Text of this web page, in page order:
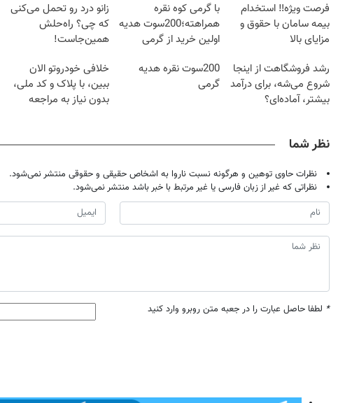
فرصت ویژه‼️ استخدام
بیمه سامان با حقوق و
مزایای بالا
با گرمی کوه نقره
همراهته؛200سوت هدیه
اولین خرید از گرمی
زانو درد رو تحمل می‌کنی
که چی؟ راه‌حلش
همین‌جاست!
رشد فروشگاهت از اینجا
شروع می‌شه، برای درآمد
بیشتر، آماده‌ای؟
200سوت نقره هدیه
گرمی
خلافی خودروتو الان
ببین، با پلاک و کد ملی،
بدون نیاز به مراجعه
نظر شما
نظرات حاوی توهین و هرگونه نسبت ناروا به اشخاص حقیقی و حقوقی منتشر نمی‌شود.
نظراتی که غیر از زبان فارسی یا غیر مرتبط با خبر باشد منتشر نمی‌شود.
* لطفا حاصل عبارت را در جعبه متن روبرو وارد کنید